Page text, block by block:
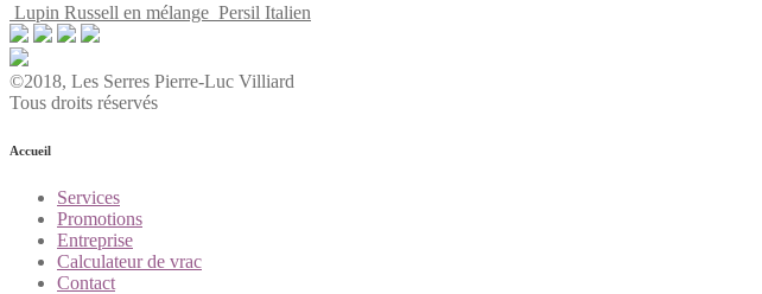
Lupin Russell en mélange Persil Italien
©2018, Les Serres Pierre-Luc Villiard
Tous droits réservés
Accueil
Services
Promotions
Entreprise
Calculateur de vrac
Contact